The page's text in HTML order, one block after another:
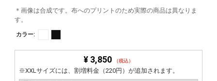
＊画像は合成です。布へのプリントのため実際の商品は異なりま
す。
カラー:
¥ 3,850 （税込）
※XXLサイズには、割増料金（220円）が追加されます。